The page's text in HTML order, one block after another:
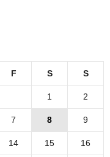
F S S
1 2
7 8 9
14 15 16